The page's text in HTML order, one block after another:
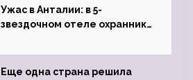
Ужас в Анталии: в 5-
звездочном отеле охранник
пистолета
Еще одна страна решила